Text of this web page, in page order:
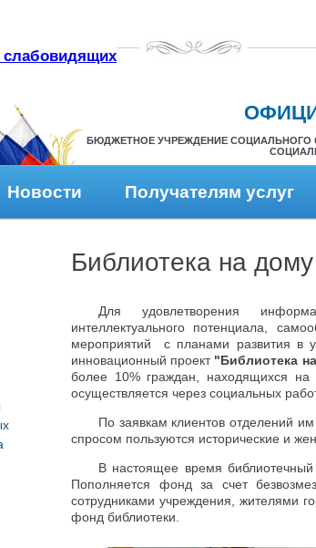
БЮДЖЕТНОЕ УЧРЕЖДЕНИЕ
Новости Получателям услуг
Библиотека на дому
Для удовлетворения
интеллектуального потенциала,
мероприятий с планами развития в
инновационный проект "Библиотека
более 10% граждан, находящихся
осуществляется через социальных
По заявкам клиентов отделений
спросом пользуются исторические и
В настоящее время
Пополняется фонд за счет
сотрудниками учреждения, жителями
фонд библиотеки.